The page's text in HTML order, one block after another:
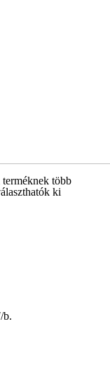
terméknek több
ki
b.